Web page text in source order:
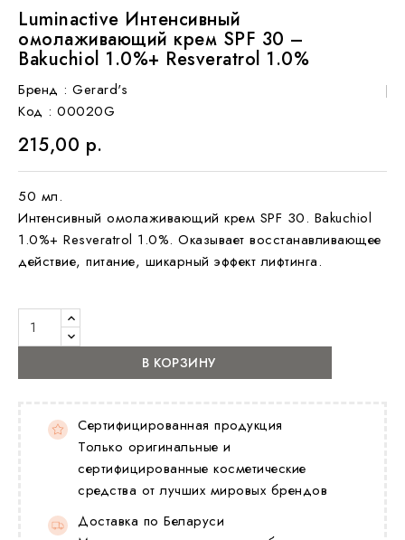
Luminactive Интенсивный
омолаживающий крем SPF 30 –
Bakuchiol 1.0%+ Resveratrol 1.0%
Бренд : Gerard's
Код : 00020G
215,00 р.
50 мл.
Интенсивный омолаживающий крем SPF 30. Bakuchiol
1.0%+ Resveratrol 1.0%. Оказывает восстанавливающее
действие, питание, шикарный эффект лифтинга.
В КОРЗИНУ
Сертифицированная продукция
Только оригинальные и
сертифицированные косметические
средства от лучших мировых брендов
Доставка по Беларуси